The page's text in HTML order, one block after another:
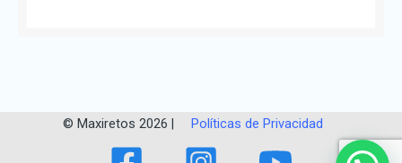
© Maxiretos 2026 | Políticas de Privacidad